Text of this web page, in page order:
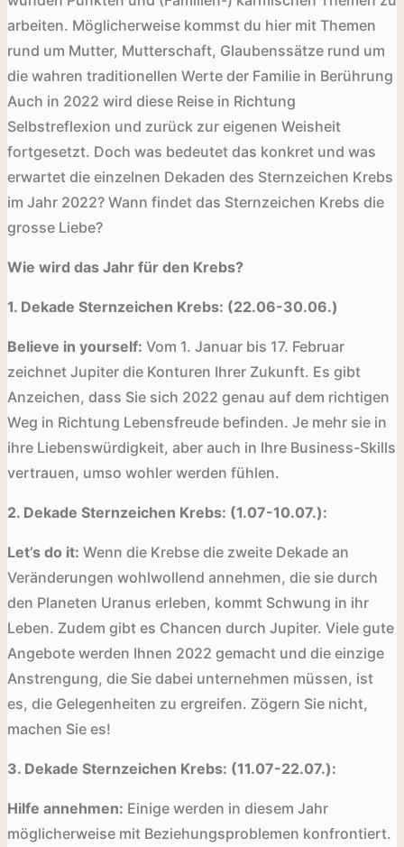
arbeiten. Möglicherweise kommst du hier mit Themen
rund um Mutter, Mutterschaft, Glaubenssätze rund um
die wahren traditionellen Werte der Familie in Berührung
Auch in 2022 wird diese Reise in Richtung
Selbstreflexion und zurück zur eigenen Weisheit
fortgesetzt. Doch was bedeutet das konkret und was
erwartet die einzelnen Dekaden des Sternzeichen Krebs
im Jahr 2022? Wann findet das Sternzeichen Krebs die
grosse Liebe?
Wie wird das Jahr für den Krebs?
1. Dekade Sternzeichen Krebs: (22.06-30.06.)
Believe in yourself: Vom 1. Januar bis 17. Februar
zeichnet Jupiter die Konturen Ihrer Zukunft. Es gibt
Anzeichen, dass Sie sich 2022 genau auf dem richtigen
Weg in Richtung Lebensfreude befinden. Je mehr sie in
ihre Liebenswürdigkeit, aber auch in Ihre Business-Skills
vertrauen, umso wohler werden fühlen.
2. Dekade Sternzeichen Krebs: (1.07-10.07.):
Let’s do it: Wenn die Krebse die zweite Dekade an
Veränderungen wohlwollend annehmen, die sie durch
den Planeten Uranus erleben, kommt Schwung in ihr
Leben. Zudem gibt es Chancen durch Jupiter. Viele gute
Angebote werden Ihnen 2022 gemacht und die einzige
Anstrengung, die Sie dabei unternehmen müssen, ist
es, die Gelegenheiten zu ergreifen. Zögern Sie nicht,
machen Sie es!
3. Dekade Sternzeichen Krebs: (11.07-22.07.):
Hilfe annehmen: Einige werden in diesem Jahr
möglicherweise mit Beziehungsproblemen konfrontiert.